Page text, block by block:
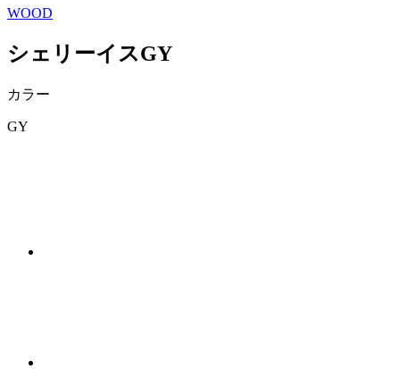
WOOD
シェリーイスGY
カラー
GY